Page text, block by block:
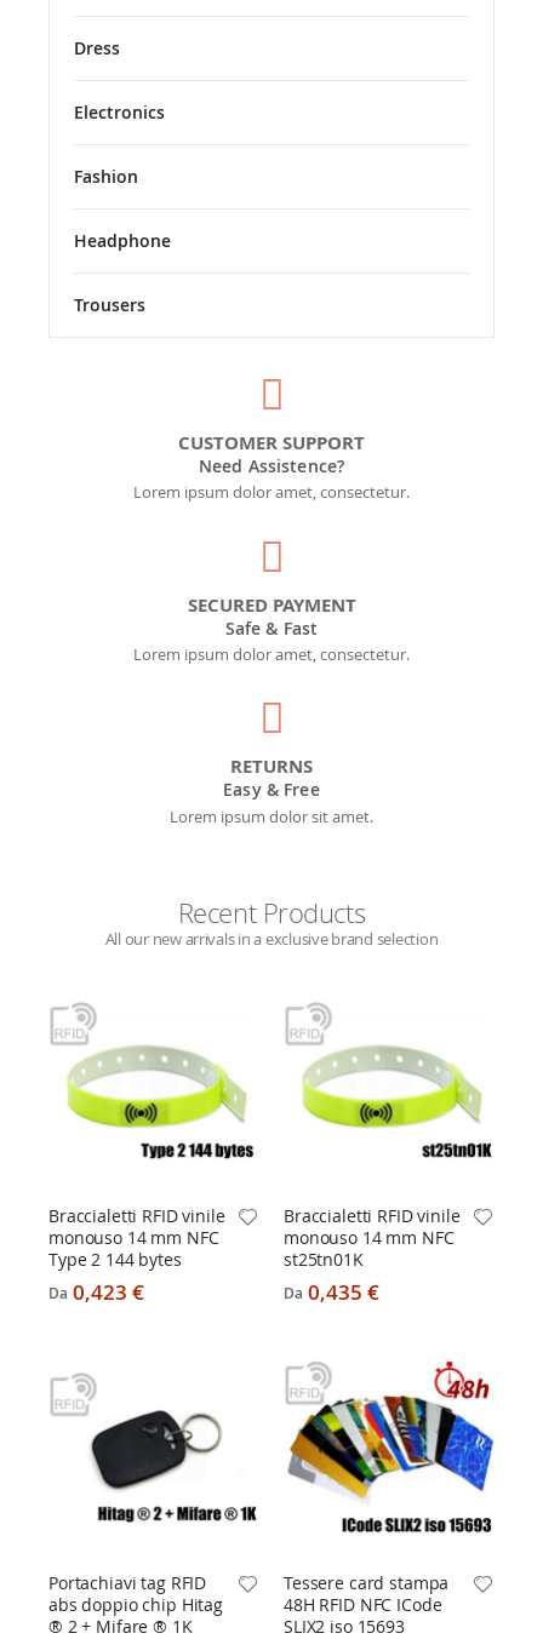
Dress
Electronics
Fashion
Headphone
Trousers
CUSTOMER SUPPORT
Need Assistence?
Lorem ipsum dolor amet, consectetur.
SECURED PAYMENT
Safe & Fast
Lorem ipsum dolor amet, consectetur.
RETURNS
Easy & Free
Lorem ipsum dolor sit amet.
Recent Products
All our new arrivals in a exclusive brand selection
Braccialetti RFID vinile
monouso 14 mm NFC
Type 2 144 bytes
Da 0,423 €
Braccialetti RFID vinile
monouso 14 mm NFC
st25tn01K
Da 0,435 €
Portachiavi tag RFID
abs doppio chip Hitag
® 2 + Mifare ® 1K
Tessere card stampa
48H RFID NFC ICode
SLIX2 iso 15693